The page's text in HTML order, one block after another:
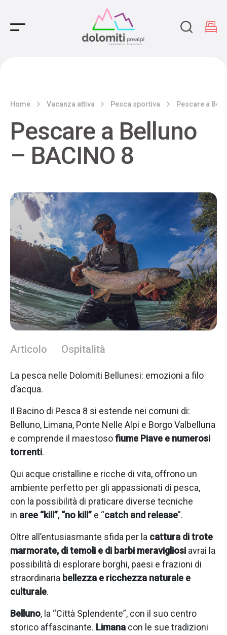
Main Navigation
Home Vacanza attiva Pesca sportiva Pescare a
Pescare a Belluno
– BACINO 8
Articolo Ospitalità
La pesca nelle Dolomiti Bellunesi: emozioni a filo
d’acqua.
Il Bacino di Pesca 8 si estende nei comuni di:
Belluno, Limana, Ponte Nelle Alpi e Borgo Valbelluna
e comprende il maestosofiume Piave e numerosi
torrenti.
Qui acque cristalline e ricche di vita, offrono un
ambiente perfetto per gli appassionati di pesca,
con la possibilità di praticare diverse tecniche
in aree “kill”, “no kill” e “catch and release”.
Oltre all’entusiasmante sfida per la cattura di trote
marmorate, di temoli e di barbi meravigliosi avrai la
possibilità di esplorare borghi, paesi e frazioni di
straordinaria bellezza e ricchezza naturale e
culturale.
Belluno, la “Città Splendente”, con il suo centro
storico affascinante. Limana con le sue tradizioni